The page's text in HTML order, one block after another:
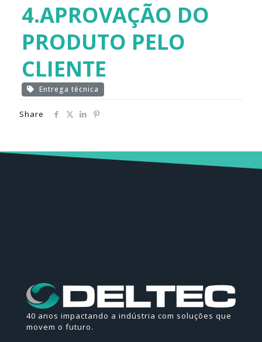
4.APROVAÇÃO DO
PRODUTO PELO
CLIENTE
Entrega técnica
Share
40 anos impactando a indústria com soluções que
movem o futuro.